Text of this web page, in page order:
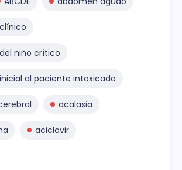
niño crítico
al paciente intoxicado
acalasia
aciclovir